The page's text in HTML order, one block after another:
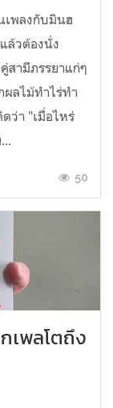
เพลงกับมินฮ
ล้วต้องนั่ง
สามีภรรยาแก่ๆ
ผลไม้ทำไร่ทำ
ว่า "เมื่อไหร่
50
เพลโตถึง